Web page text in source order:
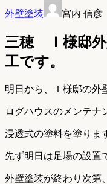
外壁塗装 宮内 信彦
三穂 Ｉ様邸外
工です。
明日から、Ｉ様邸の外
ログハウスのメンテナ
浸透式の塗料を塗りま
先ず明日は足場の設置
外壁塗装が終わり次第